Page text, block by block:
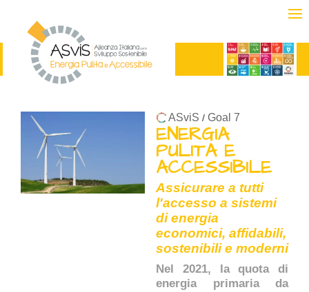
ASviS / Goal 7
ENERGIA
PULITA E
ACCESSIBILE
Assicurare a tutti
l'accesso a sistemi
di energia
economici, affidabili,
sostenibili e moderni
Nel 2021, la quota di
energia primaria da